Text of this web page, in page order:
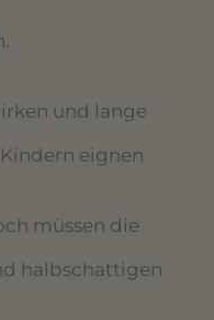
und lange
eignen
müssen die
halbschattigen